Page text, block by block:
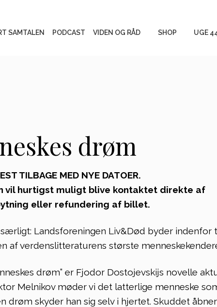
SAMTALEN PODCAST VIDEN OG RÅD
Personlige fortællinger
Vigtigt at vide
Tag stilling
Sorgreaktioner og hjælp
begravelse
Tal, fagstof og bøger
SHOP UGE
drøm
TILBAGE MED NYE DATOER.
vil hurtigst muligt blive kontaktet direkte af
eller refundering af billet.
Landsforeningen Liv&Død byder indenfor
af verdenslitteraturens største
drøm” er Fjodor Dostojevskijs novelle
Melnikov møder vi det latterlige menneske
drøm skyder han sig selv i hjertet. Skuddet åbner